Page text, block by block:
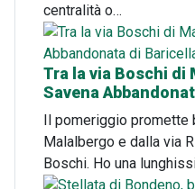
centralità o…
Tra la via Boschi di
Savena
Il pomeriggio promette
Malalbergo e dalla via
Boschi. Ho una